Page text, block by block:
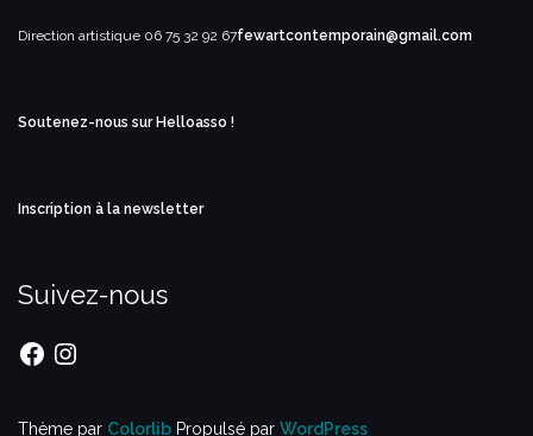
Direction artistique 06 75 32 92 67fewartcontemporain@gmail.com
Soutenez-nous sur Helloasso !
Inscription à la newsletter
Suivez-nous
FacebookInstagram
Thème par Colorlib Propulsé par WordPress